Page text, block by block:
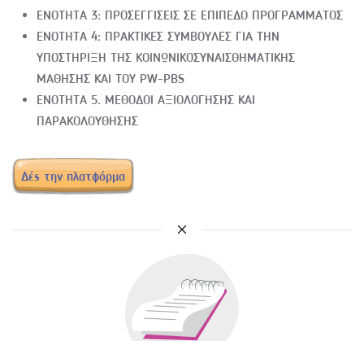
ΕΝΟΤΗΤΑ 3: ΠΡΟΣΕΓΓΙΣΕΙΣ ΣΕ ΕΠΙΠΕΔΟ ΠΡΟΓΡΑΜΜΑΤΟΣ
ΕΝΟΤΗΤΑ 4: ΠΡΑΚΤΙΚΕΣ ΣΥΜΒΟΥΛΕΣ ΓΙΑ ΤΗΝ
ΥΠΟΣΤΗΡΙΞΗ ΤΗΣ ΚΟΙΝΩΝΙΚΟΣΥΝΑΙΣΘΗΜΑΤΙΚΗΣ
ΜΑΘΗΣΗΣ ΚΑΙ ΤΟΥ PW-PBS
ΕΝΟΤΗΤΑ 5. ΜΕΘΟΔΟΙ ΑΞΙΟΛΟΓΗΣΗΣ ΚΑΙ
ΠΑΡΑΚΟΛΟΥΘΗΣΗΣ
Δές την πλατφόρμα